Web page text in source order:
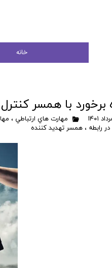
خانه
برخورد با همسر
مهارت هاي ارتباطي ،
رابطه ، همسر تهدید کننده